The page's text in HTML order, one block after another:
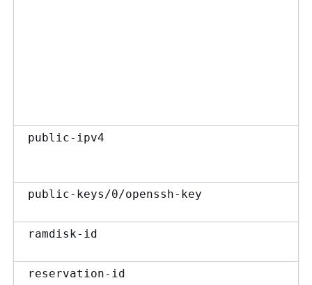
public-ipv4
public-keys/0/openssh-key
ramdisk-id
reservation-id